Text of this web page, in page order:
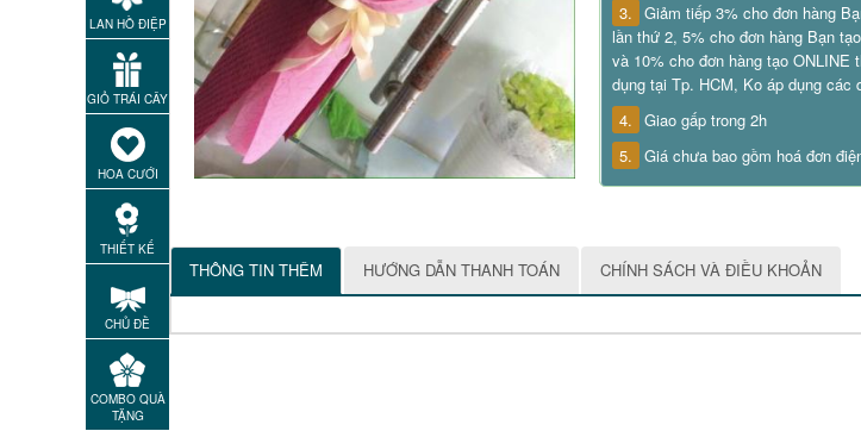
LAN HỒ ĐIỆP
GIỎ TRÁI CÂY
HOA CƯỚI
THIẾT KẾ
CHỦ ĐỀ
COMBO QUÀ
TẶNG
3. Giảm tiếp 3% cho đơn hàng
lần thứ 2, 5% cho đơn hàng Bạn
và 10% cho đơn hàng tạo ONLINE
dụng tại Tp. HCM, Ko áp dụng các
4. Giao gấp trong 2h
5. Giá chưa bao gồm hoá đơn
THÔNG TIN THÊM HƯỚNG DẪN THANH TOÁN CHÍNH SÁCH VÀ ĐIỀU KHOẢN